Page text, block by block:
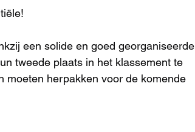
een solide en goed georganiseerde
tweede plaats in het klassement te
moeten herpakken voor de komende